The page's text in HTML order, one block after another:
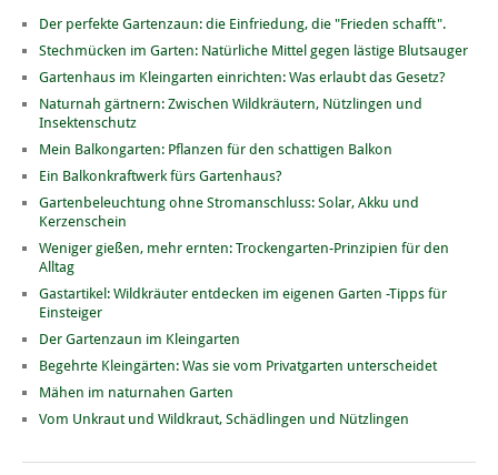
Der perfekte Gartenzaun: die Einfriedung, die "Frieden schafft".
Stechmücken im Garten: Natürliche Mittel gegen lästige Blutsauger
Gartenhaus im Kleingarten einrichten: Was erlaubt das Gesetz?
Naturnah gärtnern: Zwischen Wildkräutern, Nützlingen und
Insektenschutz
Mein Balkongarten: Pflanzen für den schattigen Balkon
Ein Balkonkraftwerk fürs Gartenhaus?
Gartenbeleuchtung ohne Stromanschluss: Solar, Akku und
Kerzenschein
Weniger gießen, mehr ernten: Trockengarten-Prinzipien für den
Alltag
Gastartikel: Wildkräuter entdecken im eigenen Garten -Tipps für
Einsteiger
Der Gartenzaun im Kleingarten
Begehrte Kleingärten: Was sie vom Privatgarten unterscheidet
Mähen im naturnahen Garten
Vom Unkraut und Wildkraut, Schädlingen und Nützlingen